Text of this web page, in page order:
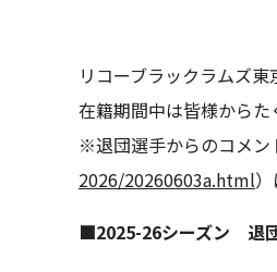
リコーブラックラムズ
在籍期間中は皆様からた
※退団選手からのコメン
2026/20260603a.html）
■2025-26シーズン 退